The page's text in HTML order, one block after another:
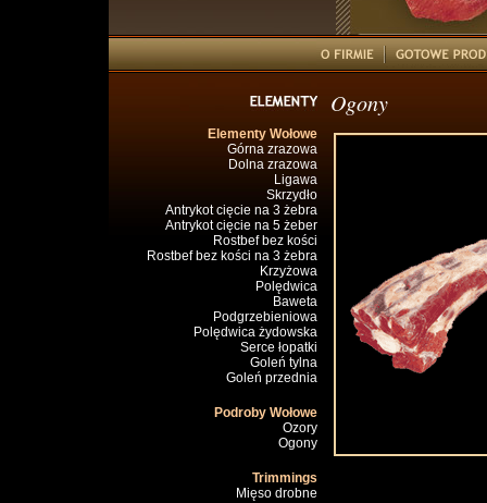
Elementy Wołowe
Górna zrazowa
Dolna zrazowa
Ligawa
Skrzydło
Antrykot cięcie na 3 żebra
Antrykot cięcie na 5 żeber
Rostbef bez kości
Rostbef bez kości na 3 żebra
Krzyżowa
Polędwica
Baweta
Podgrzebieniowa
Polędwica żydowska
Serce łopatki
Goleń tylna
Goleń przednia
Podroby Wołowe
Ozory
Ogony
Trimmings
Mięso drobne
Ogony